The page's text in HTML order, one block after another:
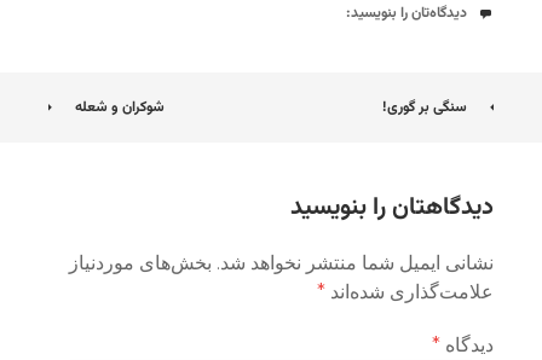
دیدگاه‌ها
دیدگاه‌تان را بنویسید:
ناوبری
سنگی بر گوری! شوکران و شعله
دیدگاهتان را بنویسید
نشانی ایمیل شما منتشر نخواهد شد. بخش‌های موردنیاز
علامت‌گذاری شده‌اند *
دیدگاه *